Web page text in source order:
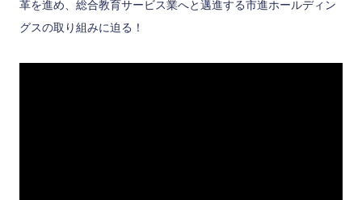
革を進め、総合教育サービス業へと邁進する市進ホールディン
グスの取り組みに迫る！